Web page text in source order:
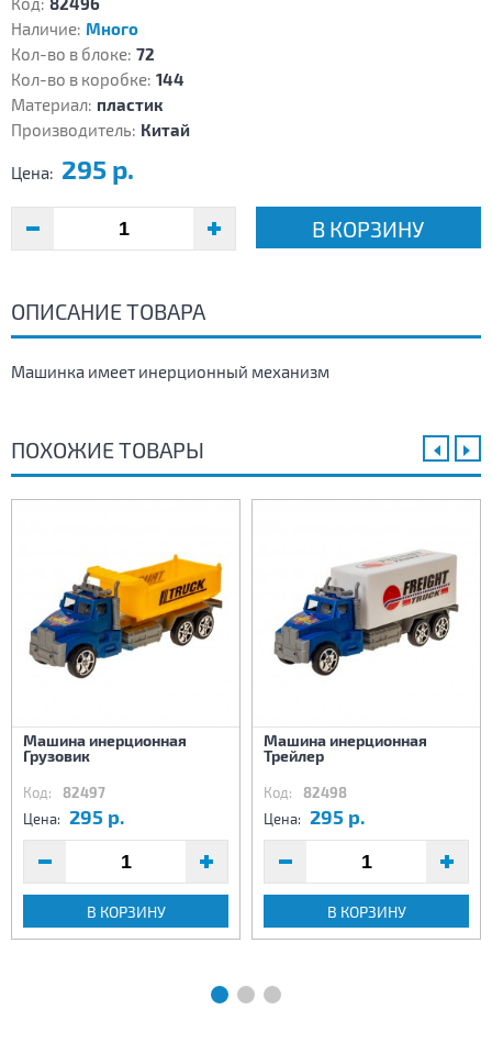
Наличие: Много
Кол-во в блоке: 72
Кол-во в коробке: 144
Материал: пластик
Производитель: Китай
Цена: 295 р.
В КОРЗИНУ
ОПИСАНИЕ ТОВАРА
Машинка имеет инерционный механизм
ПОХОЖИЕ ТОВАРЫ
Машина инерционная
Грузовик
Код: 82497
Цена: 295 р.
В КОРЗИНУ
Машина инерционная
Трейлер
Код: 82498
Цена: 295 р.
В КОРЗИНУ